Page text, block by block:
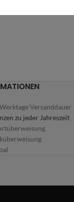
Versanddauer
zu jeder Jahreszeit